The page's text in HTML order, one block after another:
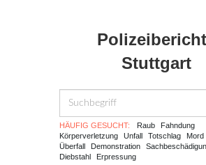
Stuttgart
HÄUFIG GESUCHT: Raub
Fahndung
Körperverletzung
Unfall Totschlag Mord
Überfall
Demonstration
Diebstahl
Erpressung